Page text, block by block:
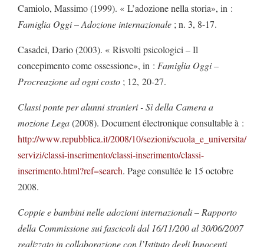
Camiolo, Massimo (1999). « L’adozione nella storia», in :
Famiglia Oggi – Adozione internazionale ; n. 3, 8-17.
Casadei, Dario (2003). « Risvolti psicologici – Il
concepimento come ossessione», in : Famiglia Oggi –
Procreazione ad ogni costo ; 12, 20-27.
Classi ponte per alunni stranieri - Sì della Camera a
mozione Lega(2008). Document électronique consultable à :
http://www.repubblica.it/2008/10/sezioni/scuola_e_universita/
servizi/classi-inserimento/classi-inserimento/classi-
inserimento.html?ref=search. Page consultée le 15 octobre
2008.
Coppie e bambini nelle adozioni internazionali – Rapporto
della Commissione sui fascicoli dal 16/11/200 al 30/06/2007
realizzato in collaborazione con l’Istituto degli Innocenti